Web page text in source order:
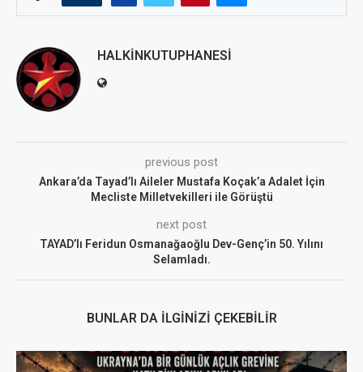
HALKINKUTUPHANESI
previous post
Ankara’da Tayad’lı Aileler Mustafa Koçak’a Adalet İçin
Mecliste Milletvekilleri ile Görüştü
next post
TAYAD’lı Feridun Osmanağaoğlu Dev-Genç’in 50. Yılını
Selamladı.
BUNLAR DA İLGINIZI ÇEKEBILIR